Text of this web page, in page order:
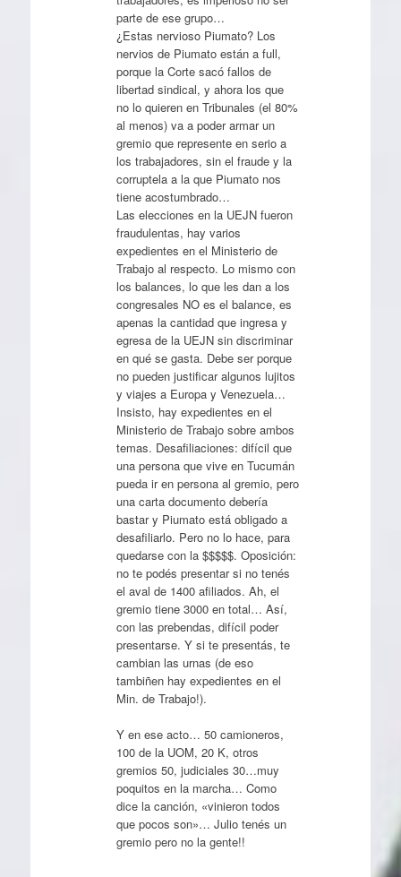
parte de ese grupo…
¿Estas nervioso Piumato? Los
nervios de Piumato están a full,
porque la Corte sacó fallos de
libertad sindical, y ahora los que
no lo quieren en Tribunales (el 80%
al menos) va a poder armar un
gremio que represente en serio a
los trabajadores, sin el fraude y la
corruptela a la que Piumato nos
tiene acostumbrado…
Las elecciones en la UEJN fueron
fraudulentas, hay varios
expedientes en el Ministerio de
Trabajo al respecto. Lo mismo con
los balances, lo que les dan a los
congresales NO es el balance, es
apenas la cantidad que ingresa y
egresa de la UEJN sin discriminar
en qué se gasta. Debe ser porque
no pueden justificar algunos lujitos
y viajes a Europa y Venezuela…
Insisto, hay expedientes en el
Ministerio de Trabajo sobre ambos
temas. Desafiliaciones: difícil que
una persona que vive en Tucumán
pueda ir en persona al gremio, pero
una carta documento debería
bastar y Piumato está obligado a
desafiliarlo. Pero no lo hace, para
quedarse con la $$$$$. Oposición:
no te podés presentar si no tenés
el aval de 1400 afiliados. Ah, el
gremio tiene 3000 en total… Así,
con las prebendas, difícil poder
presentarse. Y si te presentás, te
cambian las urnas (de eso
tambiñen hay expedientes en el
Min. de Trabajo!).
Y en ese acto… 50 camioneros,
100 de la UOM, 20 K, otros
gremios 50, judiciales 30…muy
poquitos en la marcha… Como
dice la canción, «vinieron todos
que pocos son»… Julio tenés un
gremio pero no la gente!!